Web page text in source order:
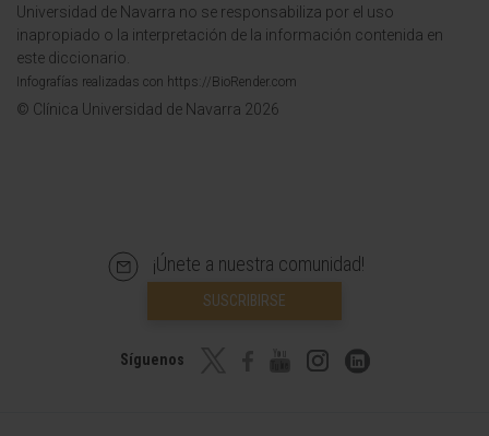
Universidad de Navarra no se responsabiliza por el uso
inapropiado o la interpretación de la información contenida en
este diccionario.
Infografías realizadas con https://BioRender.com
© Clínica Universidad de Navarra 2026
¡Únete a nuestra comunidad!
SUSCRIBIRSE
Síguenos